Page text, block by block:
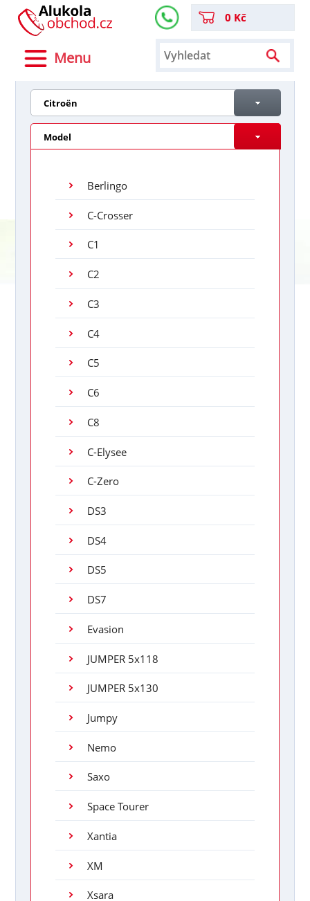
Menu
0 Kč
Citroën
Model
Berlingo
C-Crosser
C1
C2
C3
C4
C5
C6
C8
C-Elysee
C-Zero
DS3
DS4
DS5
DS7
Evasion
JUMPER 5x118
JUMPER 5x130
Jumpy
Nemo
Saxo
Space Tourer
Xantia
XM
Xsara